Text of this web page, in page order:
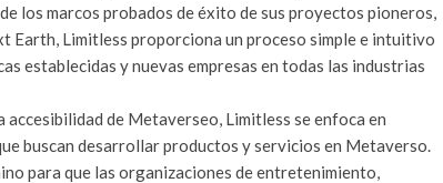
los marcos probados de éxito de sus proyectos pioneros,
Earth, Limitless proporciona un proceso simple e intuitivo
establecidas y nuevas empresas en todas las industrias
accesibilidad de Metaverseo, Limitless se enfoca en
buscan desarrollar productos y servicios en Metaverso.
para que las organizaciones de entretenimiento,